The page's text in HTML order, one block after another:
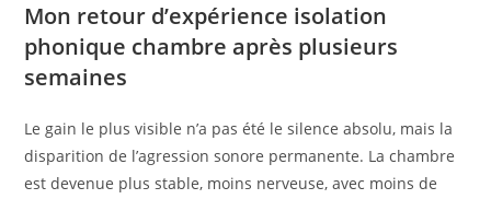
Mon retour d’expérience isolation
phonique chambre après plusieurs
semaines
Le gain le plus visible n’a pas été le silence absolu, mais la
disparition de l’agression sonore permanente. La chambre
est devenue plus stable, moins nerveuse, avec moins de